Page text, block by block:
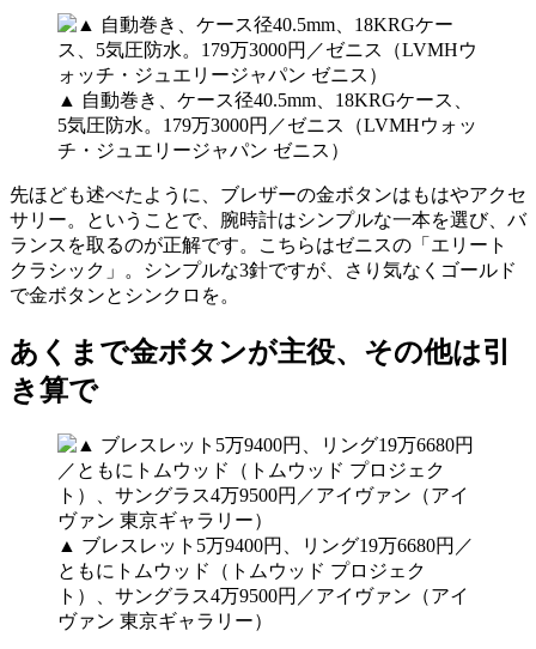
▲ 自動巻き、ケース径40.5mm、18KRGケース、
5気圧防水。179万3000円／ゼニス（LVMHウォッ
チ・ジュエリージャパン ゼニス）
先ほども述べたように、ブレザーの金ボタンはもはやアクセ
サリー。ということで、腕時計はシンプルな一本を選び、バ
ランスを取るのが正解です。こちらはゼニスの「エリート
クラシック」。シンプルな3針ですが、さり気なくゴールド
で金ボタンとシンクロを。
あくまで金ボタンが主役、その他は引
き算で
▲ ブレスレット5万9400円、リング19万6680円／
ともにトムウッド（トムウッド プロジェク
ト）、サングラス4万9500円／アイヴァン（アイ
ヴァン 東京ギャラリー）